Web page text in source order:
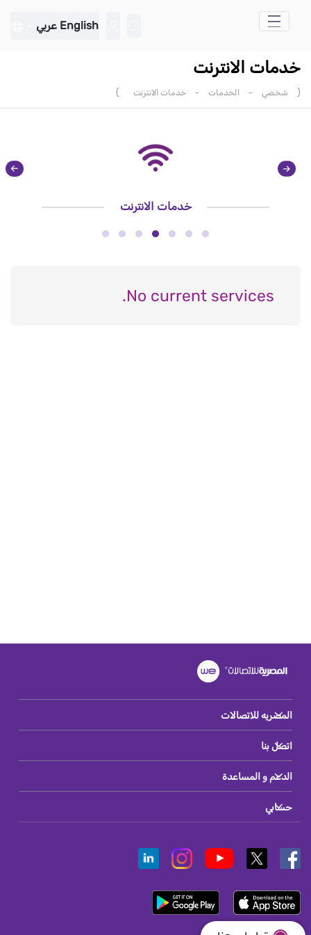
تخطي إلى المحتوى الرئيسي
English عربي
خدمات الانترنت
( شخصي - الخدمات - خدمات الانترنت )
خدمات الانترنت
No current services.
المصريه للاتصالات
اتصل بنا
الدعم و المساعدة
حسابي